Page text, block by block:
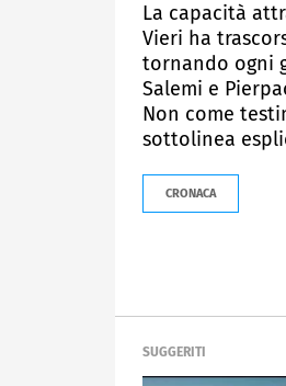
La capacità
Vieri ha
tornando ogni
Salemi e
Non come
sottolinea
CRONACA
SUGGERITI